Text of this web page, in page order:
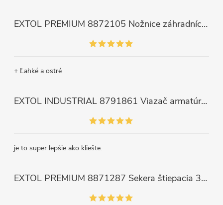
EXTOL PREMIUM 8872105 Nožnice záhradnícke dlhé úzke, 200mm, max. prestrih Ø6mm
+ Ľahké a ostré
EXTOL INDUSTRIAL 8791861 Viazač armatúr aku Share20V, bez aku, drôt 0,8mm, oko 8-34mm, bezuhlíkový motor
je to super lepšie ako kliešte.
EXTOL PREMIUM 8871287 Sekera štiepacia 3500g, nylónová násada 910mm